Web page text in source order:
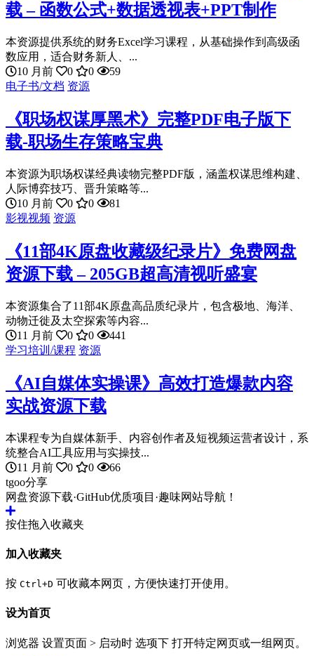
载 – 函数公式+数据透视表+PPT制作
本资源提供系统的财务Excel学习课程，从基础操作到高级函
数应用，适合财务新人、...
10 月前
0 0
59
电子书/文档 资源
《职场权谋厚黑术》完整PDF电子版下
载-职场生存策略宝典
本资源为职场权谋经典读物完整PDF版，涵盖权谋思维构建、
人际博弈技巧、晋升策略等...
10 月前
0 0
81
影视视频 资源
《11部4K原盘收藏级纪录片》免费网盘
资源下载 – 205GB超高清视听盛宴
本资源集合了11部4K原盘高品质纪录片，包含极地、海洋、
动物迁徙及太空探索等内容...
11 月前
0 0
441
学习培训/课程 资源
《AI自媒体实操课》高效打造爆款内容
实战资源下载
本课程专为自媒体新手、内容创作者及短视频运营者设计，系
统整合AI工具应用与实操技...
11 月前
0 0
66
tgoo分享
网盘资源下载·GitHub优质项目·趣味网站导航！
按住拖入收藏夹
加入收藏夹
按 Ctrl+D 可收藏本网页，方便快速打开使用。
设为首页
浏览器 设置页面 > 启动时 选项下 打开特定网页或一组网页。